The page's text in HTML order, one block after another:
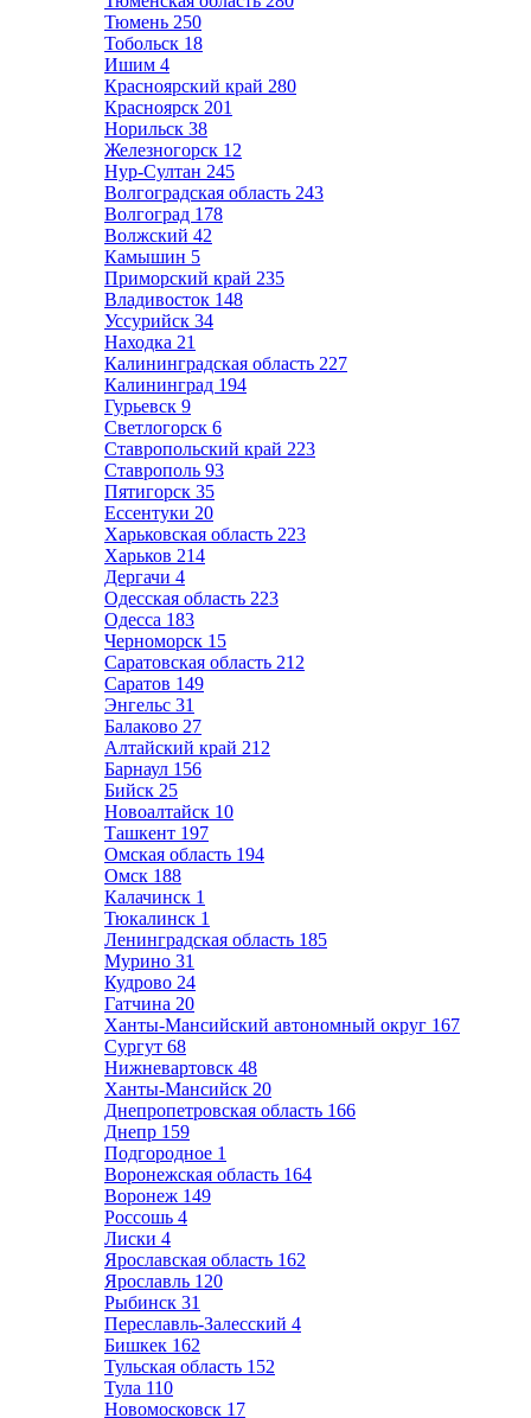
Тюмень 250
Тобольск 18
Ишим 4
Красноярский край 280
Красноярск 201
Норильск 38
Железногорск 12
Нур-Султан 245
Волгоградская область 243
Волгоград 178
Волжский 42
Камышин 5
Приморский край 235
Владивосток 148
Уссурийск 34
Находка 21
Калининградская область 227
Калининград 194
Гурьевск 9
Светлогорск 6
Ставропольский край 223
Ставрополь 93
Пятигорск 35
Ессентуки 20
Харьковская область 223
Харьков 214
Дергачи 4
Одесская область 223
Одесса 183
Черноморск 15
Саратовская область 212
Саратов 149
Энгельс 31
Балаково 27
Алтайский край 212
Барнаул 156
Бийск 25
Новоалтайск 10
Ташкент 197
Омская область 194
Омск 188
Калачинск 1
Тюкалинск 1
Ленинградская область 185
Мурино 31
Кудрово 24
Гатчина 20
Ханты-Мансийский автономный округ 167
Сургут 68
Нижневартовск 48
Ханты-Мансийск 20
Днепропетровская область 166
Днепр 159
Подгородное 1
Воронежская область 164
Воронеж 149
Россошь 4
Лиски 4
Ярославская область 162
Ярославль 120
Рыбинск 31
Переславль-Залесский 4
Бишкек 162
Тульская область 152
Тула 110
Новомосковск 17